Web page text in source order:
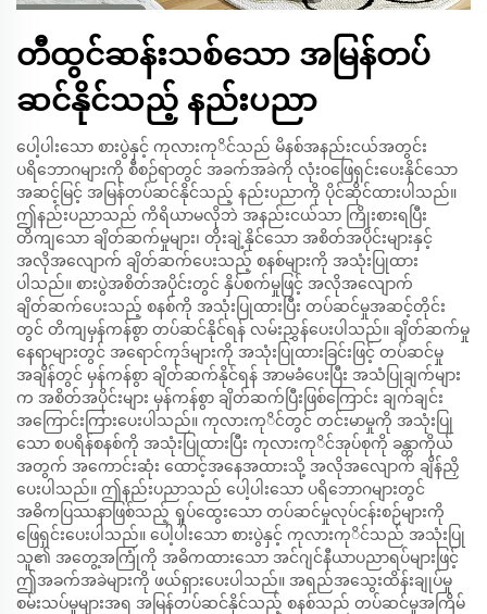
တီထွင်ဆန်းသစ်သော အမြန်တပ်
ဆင်နိုင်သည့် နည်းပညာ
ပေါ့ပါးသော စားပွဲနှင့် ကုလားကုိင်သည် မိနစ်အနည်းငယ်အတွင်း
ပရိဘောဂများကို စီစဉ်ရာတွင် အခက်အခဲကို လုံးဝဖြေရှင်းပေးနိုင်သော
အဆင့်မြင့် အမြန်တပ်ဆင်နိုင်သည့် နည်းပညာကို ပိုင်ဆိုင်ထားပါသည်။
ဤနည်းပညာသည် ကိရိယာမလိုဘဲ အနည်းငယ်သာ ကြိုးစားရပြီး
တိကျသော ချိတ်ဆက်မှုများ၊ တိုးချဲ့နိုင်သော အစိတ်အပိုင်းများနှင့်
အလိုအလျောက် ချိတ်ဆက်ပေးသည့် စနစ်များကို အသုံးပြုထား
ပါသည်။ စားပွဲအစိတ်အပိုင်းတွင် နှိပ်စက်မှုဖြင့် အလိုအလျောက်
ချိတ်ဆက်ပေးသည့် စနစ်ကို အသုံးပြုထားပြီး တပ်ဆင်မှုအဆင့်တိုင်း
တွင် တိကျမှန်ကန်စွာ တပ်ဆင်နိုင်ရန် လမ်းညွှန်ပေးပါသည်။ ချိတ်ဆက်မှု
နေရာများတွင် အရောင်ကုဒ်များကို အသုံးပြုထားခြင်းဖြင့် တပ်ဆင်မှု
အချိန်တွင် မှန်ကန်စွာ ချိတ်ဆက်နိုင်ရန် အာမခံပေးပြီး အသံပြုချက်များ
က အစိတ်အပိုင်းများ မှန်ကန်စွာ ချိတ်ဆက်ပြီးဖြစ်ကြောင်း ချက်ချင်း
အကြောင်းကြားပေးပါသည်။ ကုလားကုိင်တွင် တင်းမာမှုကို အသုံးပြု
သော စပရိန်စနစ်ကို အသုံးပြုထားပြီး ကုလားကုိင်အုပ်စုကို ခန္တာကိုယ်
အတွက် အကောင်းဆုံး ထောင့်အနေအထားသို့ အလိုအလျောက် ချိန်ညှိ
ပေးပါသည်။ ဤနည်းပညာသည် ပေါ့ပါးသော ပရိဘောဂများတွင်
အဓိကပြဿနာဖြစ်သည့် ရှုပ်ထွေးသော တပ်ဆင်မှုလုပ်ငန်းစဉ်များကို
ဖြေရှင်းပေးပါသည်။ ပေါ့ပါးသော စားပွဲနှင့် ကုလားကုိင်သည် အသုံးပြု
သူ၏ အတွေ့အကြုံကို အဓိကထားသော အင်ဂျင်နီယာပညာရပ်များဖြင့်
ဤအခက်အခဲများကို ဖယ်ရှားပေးပါသည်။ အရည်အသွေးထိန်းချုပ်မှု
စမ်းသပ်မှုများအရ အမြန်တပ်ဆင်နိုင်သည့် စနစ်သည် တပ်ဆင်မှုအကြိမ်